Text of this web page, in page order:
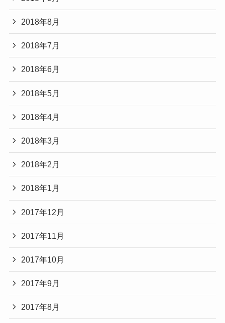
2018年8月
2018年7月
2018年6月
2018年5月
2018年4月
2018年3月
2018年2月
2018年1月
2017年12月
2017年11月
2017年10月
2017年9月
2017年8月